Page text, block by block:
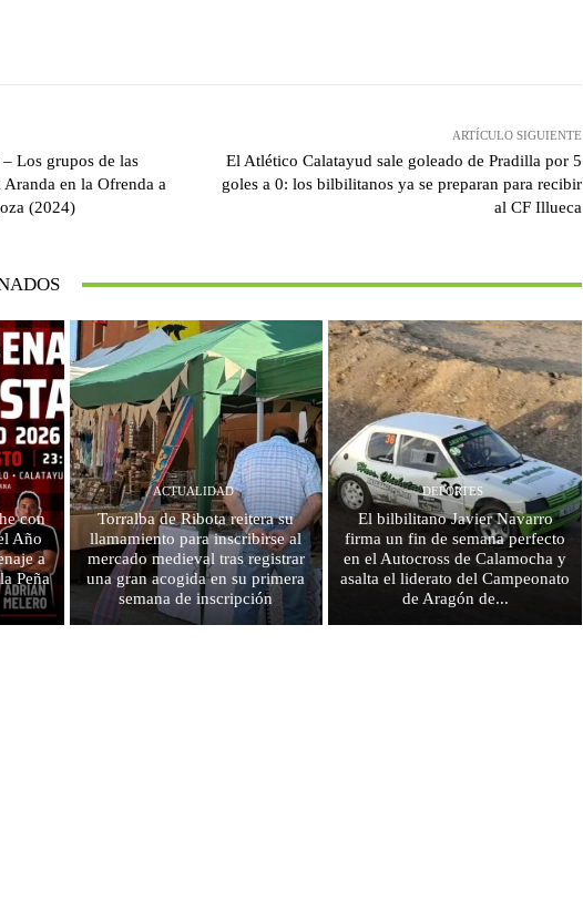
Los grupos de las
en la Ofrenda a
(2024)
ARTÍCULO SIGUIENTE
El Atlético Calatayud sale goleado de Pradilla por 5
goles a 0: los bilbilitanos ya se preparan para recibir
al CF Illueca
con
Año
a
Peña
ACTUALIDAD
Torralba de Ribota reitera su
llamamiento para inscribirse al
mercado medieval tras registrar
una gran acogida en su primera
semana de inscripción
DEPORTES
El bilbilitano Javier Navarro
firma un fin de semana perfecto
en el Autocross de Calamocha y
asalta el liderato del Campeonato
de Aragón de...